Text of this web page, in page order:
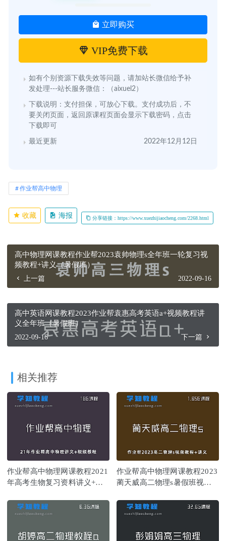
立即购买
VIP免费下载
如有个别资源下载失效等问题，请加站长微信给予补
发处理---站长服务微信：（aixuel2）
下载说明：支付担保，可放心下载。支付成功后，不
要关闭页面，返回原课程页面会显示下载密码，点击
下载即可
最近更新 2022年12月12日
作业帮高中物理
收藏 海报 分享链接：https://www.xuezhijiaocheng.com/2268.html
高中物理网课教程作业帮2023袁帅物理s全年班一轮复习视
频教程+讲义（暑假班）
上一篇 2022-09-16
高中英语网课教程2023作业帮袁惠高考英语a+视频教程讲
义全年班（暑假班）
2022-09-16 下一篇
相关推荐
作业帮高中物理网课教程2021
年高考生物复习资料讲义+视
作业帮高中物理网课教程2023
蔺天威高二物理s暑假班视频